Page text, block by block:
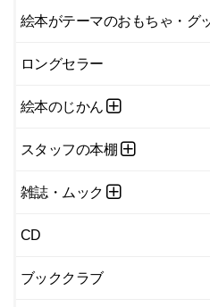
絵本がテーマのおもちゃ・グ
ロングセラー
絵本のじかん
スタッフの本棚
雑誌・ムック
CD
ブッククラブ